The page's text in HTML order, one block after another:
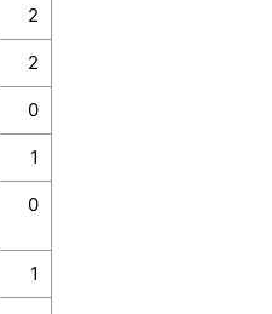
2
2
0
1
0
1